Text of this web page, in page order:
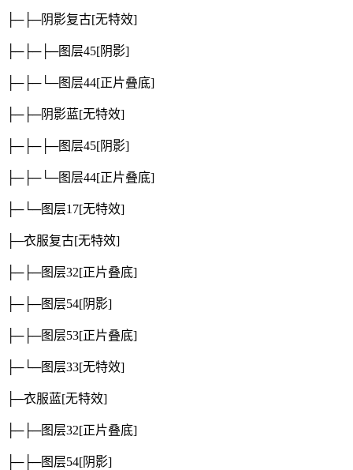
├─├─阴影复古[无特效]
├─├─├─图层45[阴影]
├─├─└─图层44[正片叠底]
├─├─阴影蓝[无特效]
├─├─├─图层45[阴影]
├─├─└─图层44[正片叠底]
├─└─图层17[无特效]
├─衣服复古[无特效]
├─├─图层32[正片叠底]
├─├─图层54[阴影]
├─├─图层53[正片叠底]
├─└─图层33[无特效]
├─衣服蓝[无特效]
├─├─图层32[正片叠底]
├─├─图层54[阴影]